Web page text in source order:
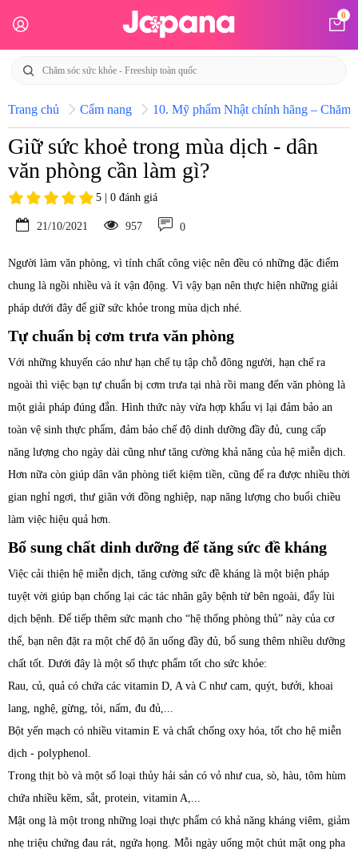
0
Trang chủ Cẩm nang 10. Mỹ phẩm Nhật chính hãng – Chăm
Giữ sức khoẻ trong mùa dịch - dân
văn phòng cần làm gì?
5 | 0 đánh giá
21/10/2021 957 0
Người làm văn phòng, vì tính chất công việc nên đều có những đặc điểm
chung là ngồi nhiều và ít vận động. Vì vậy bạn nên thực hiện những giải
pháp dưới đây để giữ sức khỏe trong mùa dịch nhé.
Tự chuẩn bị cơm trưa văn phòng
Với những khuyến cáo như hạn chế tụ tập chỗ đông người, hạn chế ra
ngoài thì việc bạn tự chuẩn bị cơm trưa tại nhà rồi mang đến văn phòng là
một giải pháp đúng đắn. Hình thức này vừa hợp khẩu vị lại đảm bảo an
toàn vệ sinh thực phẩm, đảm bảo chế độ dinh dưỡng đầy đủ, cung cấp
năng lượng cho ngày dài cũng như tăng cường khả năng của hệ miễn dịch.
Hơn nữa còn giúp dân văn phòng tiết kiệm tiền, cũng để ra được nhiều thời
gian nghỉ ngơi, thư giãn với đồng nghiệp, nạp năng lượng cho buổi chiều
làm việc hiệu quả hơn.
Bổ sung chất dinh dưỡng để tăng sức đề kháng
Việc cải thiện hệ miễn dịch, tăng cường sức đề kháng là một biện pháp
tuyệt vời giúp bạn chống lại các tác nhân gây bệnh từ bên ngoài, đẩy lùi
dịch bệnh. Để tiếp thêm sức mạnh cho “hệ thống phòng thủ” này của cơ
thể, bạn nên đặt ra một chế độ ăn uống đầy đủ, bổ sung thêm nhiều dưỡng
chất tốt. Dưới đây là một số thực phẩm tốt cho sức khỏe:
Rau, củ, quả có chứa các vitamin D, A và C như cam, quýt, bưởi, khoai
lang, nghệ, gừng, tỏi, nấm, đu đủ,...
Bột yến mạch có nhiều vitamin E và chất chống oxy hóa, tốt cho hệ miễn
dịch - polyphenol.
Trong thịt bò và một số loại thủy hải sản có vỏ như cua, sò, hàu, tôm hùm
chứa nhiều kẽm, sắt, protein, vitamin A,...
Mật ong là một trong những loại thực phẩm có khả năng kháng viêm, giảm
nhẹ triệu chứng đau rát, ngứa họng. Mỗi ngày uống một chút mật ong pha